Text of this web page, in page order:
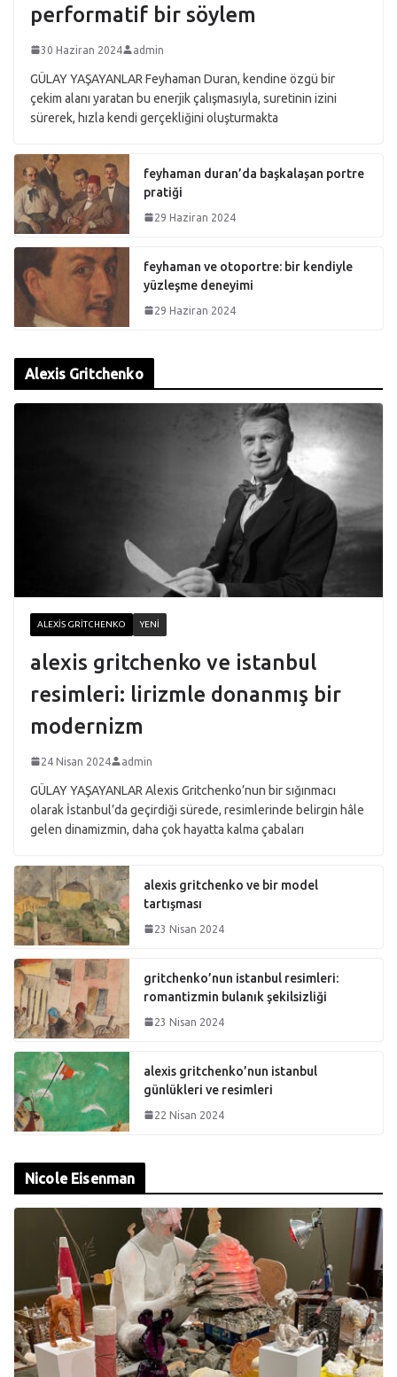
performatif bir söylem
30 Haziran 2024 admin
GÜLAY YAŞAYANLAR Feyhaman Duran, kendine özgü bir
çekim alanı yaratan bu enerjik çalışmasıyla, suretinin izini
sürerek, hızla kendi gerçekliğini oluşturmakta
feyhaman duran’da başkalaşan portre
pratiği
29 Haziran 2024
feyhaman ve otoportre: bir kendiyle
yüzleşme deneyimi
29 Haziran 2024
Alexis Gritchenko
ALEXIS GRITCHENKO YENI
alexis gritchenko ve istanbul
resimleri: lirizmle donanmış bir
modernizm
24 Nisan 2024 admin
GÜLAY YAŞAYANLAR Alexis Gritchenko’nun bir sığınmacı
olarak İstanbul’da geçirdiği sürede, resimlerinde belirgin hâle
gelen dinamizmin, daha çok hayatta kalma çabaları
alexis gritchenko ve bir model
tartışması
23 Nisan 2024
gritchenko’nun istanbul resimleri:
romantizmin bulanık şekilsizliği
23 Nisan 2024
alexis gritchenko’nun istanbul
günlükleri ve resimleri
22 Nisan 2024
Nicole Eisenman